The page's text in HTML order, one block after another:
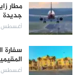
مطار
جديدة
أغسطس 7, 2026
سفارة
أغسطس 7, 2026